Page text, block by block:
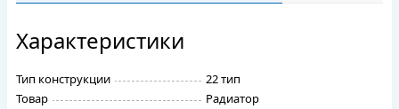
Характеристики
Тип конструкции
22 тип
Товар
Радиатор